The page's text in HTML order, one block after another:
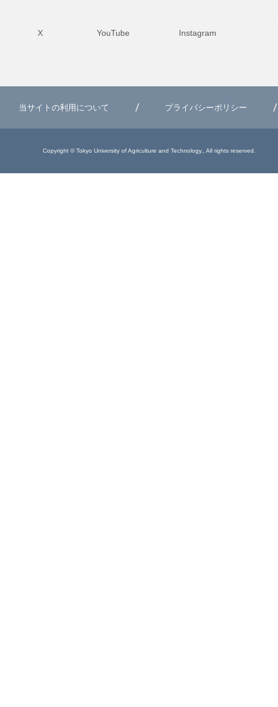
X YouTube Instagram
当サイトの利用について プライバシーポリシー
Copyright © Tokyo University of Agriculture and Technology., All rights reserved.